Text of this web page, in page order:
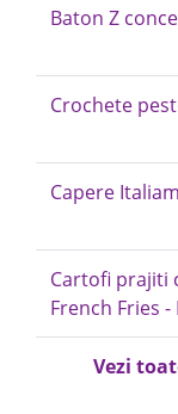
Baton Z
Crochete
Capere
Cartofi prajiti
French Fries
Vezi